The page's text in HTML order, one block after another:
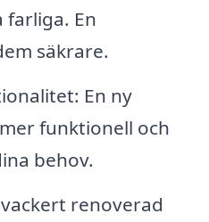
En
säkrare.
En ny
funktionell och
behov.
renoverad